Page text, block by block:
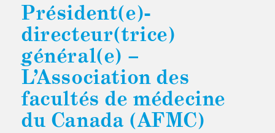
Président(e)-
directeur(trice)
général(e) –
L’Association des
facultés de médecine
du Canada (AFMC)